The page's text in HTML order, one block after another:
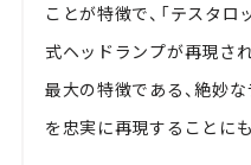
ことが特徴で、「テスタロ
式ヘッドランプが再現さ
最大の特徴である、絶妙
を忠実に再現することに